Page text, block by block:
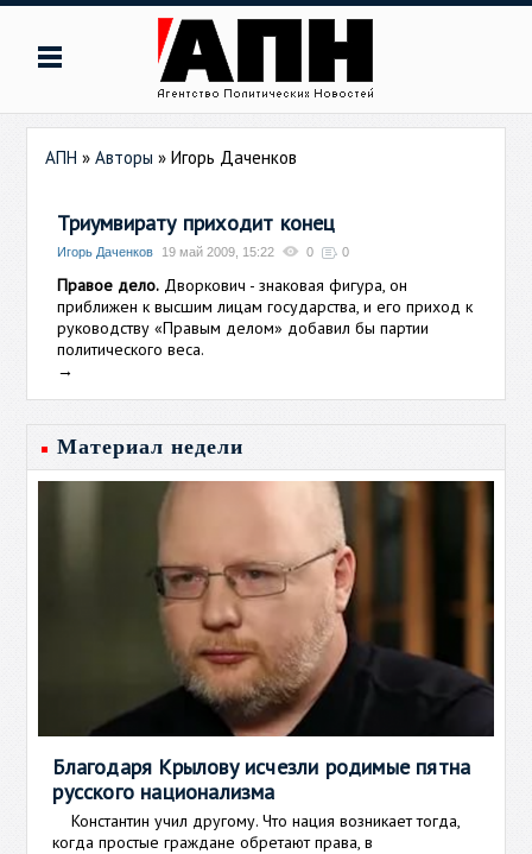
АПН »Авторы »Игорь Даченков
Триумвирату приходит конец
Игорь Даченков 19 май 2009, 15:22 0 0
Правое дело. Дворкович - знаковая фигура, он
приближен к высшим лицам государства, и его приход к
руководству «Правым делом» добавил бы партии
политического веса.
→
Материал недели
Благодаря Крылову исчезли родимые пятна
русского национализма
Константин учил другому. Что нация возникает тогда,
когда простые граждане обретают права, в